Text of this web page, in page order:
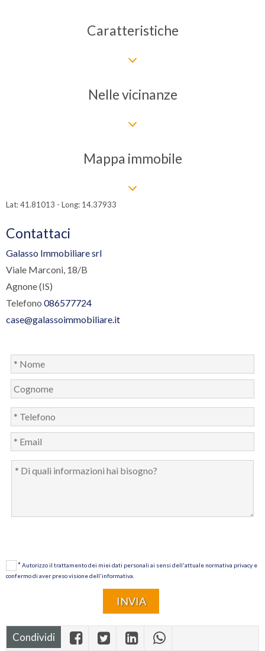
Caratteristiche
Nelle vicinanze
Mappa immobile
Lat: 41.81013 - Long: 14.37933
Contattaci
Galasso Immobiliare srl
Viale Marconi, 18/B
Agnone (IS)
Telefono 086577724
case@galassoimmobiliare.it
*Autorizzo il trattamento dei miei dati personali ai sensi dell'attuale normativa privacy e
confermo di aver preso visione dell'informativa.
Condividi